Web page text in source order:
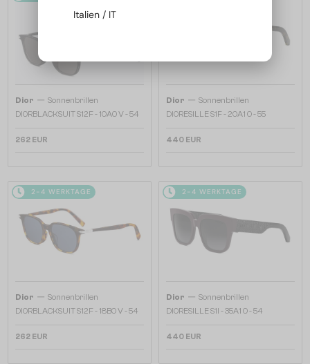
Dior — Sonnenbrillen
DIORBLACKSUIT S12F - 10A0 V - 54
262 EUR
Dior — Sonnenbrillen
DIORESILLE S1F - 20A1 O - 55
440 EUR
2-4 WERKTAGE
Dior — Sonnenbrillen
DIORBLACKSUIT S12F - 18B0 V - 54
262 EUR
2-4 WERKTAGE
Dior — Sonnenbrillen
DIORESILLE S1I - 35A1 O - 54
440 EUR
Italien / IT